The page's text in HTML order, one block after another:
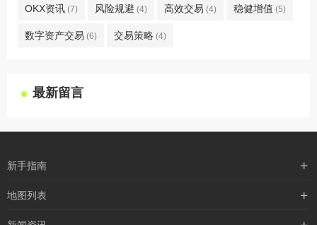
OKX资讯 (7) 风险规避 (4) 高效交易 (4) 稳健增值 (5)
数字资产交易 (6) 交易策略 (4)
最新留言
新手指南
购买流程
地图列表
最新文章